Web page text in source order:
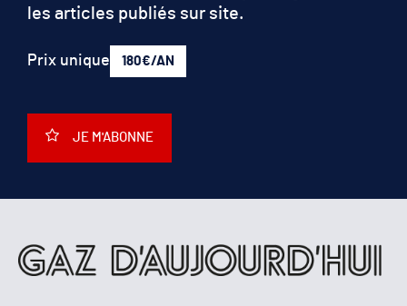
les articles publiés sur site.
Prix unique 180€/AN
JE M'ABONNE